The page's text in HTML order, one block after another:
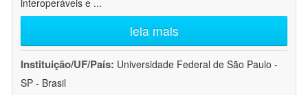
interoperáveis e ...
leia mais
Instituição/UF/País: Universidade Federal de São Paulo -
SP - Brasil